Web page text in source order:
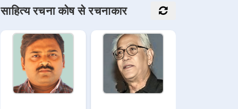
साहित्य रचना कोष से रचनाकार